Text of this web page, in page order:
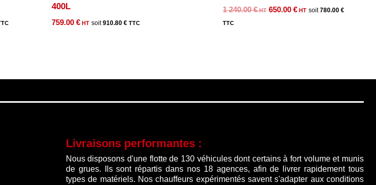
400L
759.00 € 910.80 €
1 240.00€
Le
650.00 €
Le
780.00 €
Livraisons performantes :
Nous disposons d'une flotte de 130 véhicules dont certains à fort volume et munis
de grues. Ils sont répartis dans nos 18 agences, afin de livrer rapidement tous
types de matériels. Nos chauffeurs expérimentés savent s'adapter aux conditions